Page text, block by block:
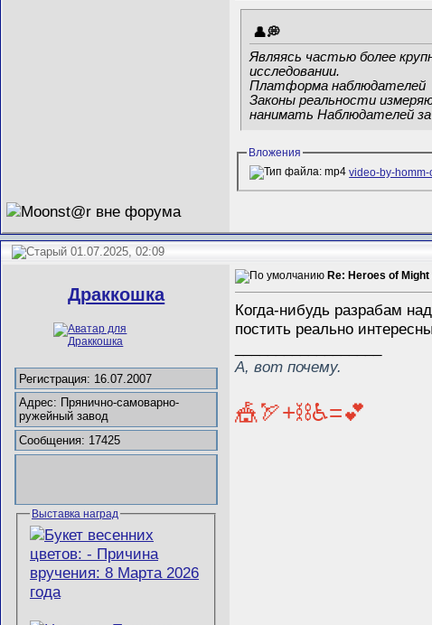
Являясь частью более
исследовании.
Платформа наблюдателей
Законы реальности
нанимать Наблюдателей
Вложения
video-by-
01.07.2025, 02:09
Драккошка
Регистрация: 16.07.2007
Адрес: Прянично-самоварно-
ружейный завод
Сообщения: 17425
Выставка наград
Re: Heroes of
Когда-нибудь разрабам
постить реально
А, вот почему.
🎪🏹+⛓️♿=💕